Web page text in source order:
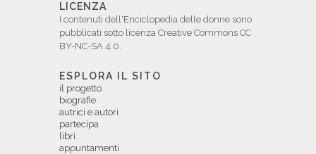
LICENZA
I contenuti dell'Enciclopedia delle donne sono
pubblicati sotto licenza Creative Commons CC
BY-NC-SA 4.0.
ESPLORA IL SITO
il progetto
biografie
autrici e autori
partecipa
libri
appuntamenti